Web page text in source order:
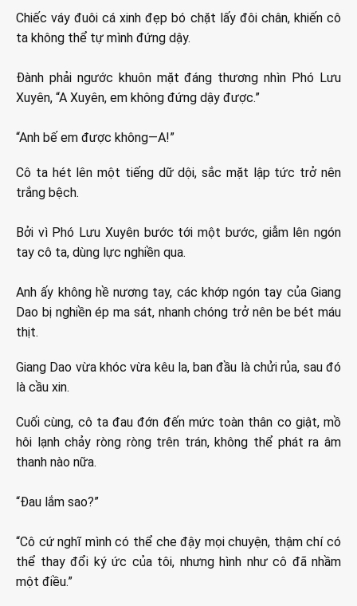
Chiếc váy đuôi cá xinh đẹp bó chặt lấy đôi chân, khiến cô
ta không thể tự mình đứng dậy.
Đành phải ngước khuôn mặt đáng thương nhìn Phó Lưu
Xuyên, “A Xuyên, em không đứng dậy được.”
“Anh bế em được không—A!”
Cô ta hét lên một tiếng dữ dội, sắc mặt lập tức trở nên
trắng bệch.
Bởi vì Phó Lưu Xuyên bước tới một bước, giẫm lên ngón
tay cô ta, dùng lực nghiền qua.
Anh ấy không hề nương tay, các khớp ngón tay của Giang
Dao bị nghiền ép ma sát, nhanh chóng trở nên be bét máu
thịt.
Giang Dao vừa khóc vừa kêu la, ban đầu là chửi rủa, sau đó
là cầu xin.
Cuối cùng, cô ta đau đớn đến mức toàn thân co giật, mồ
hôi lạnh chảy ròng ròng trên trán, không thể phát ra âm
thanh nào nữa.
“Đau lắm sao?”
“Cô cứ nghĩ mình có thể che đậy mọi chuyện, thậm chí có
thể thay đổi ký ức của tôi, nhưng hình như cô đã nhầm
một điều.”